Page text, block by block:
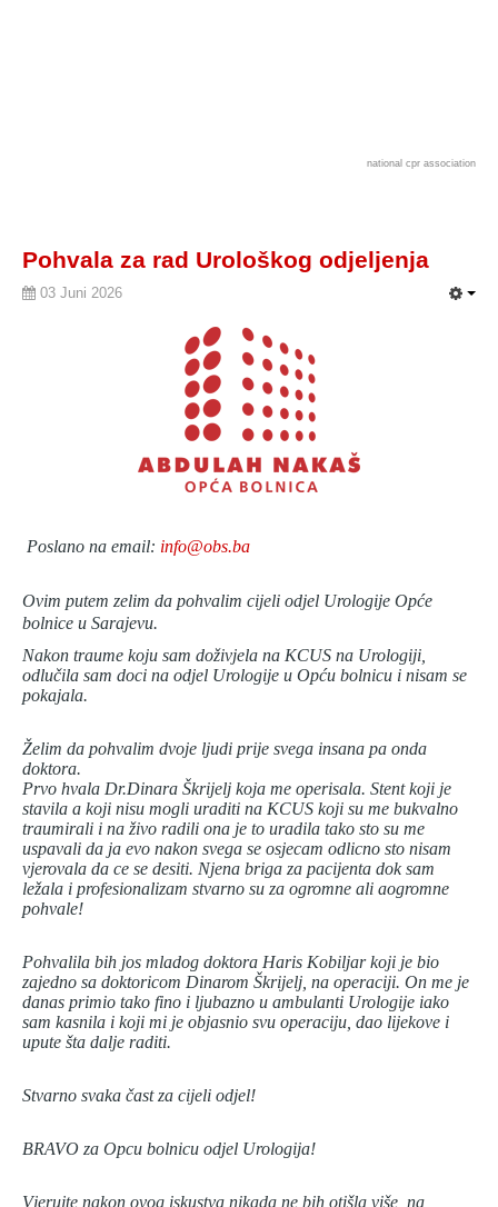
national cpr association
Pohvala za rad Urološkog odjeljenja
03 Juni 2026
Poslano na email: info@obs.ba
Ovim putem zelim da pohvalim cijeli odjel Urologije Opće
bolnice u Sarajevu.
Nakon traume koju sam doživjela na KCUS na Urologiji,
odlučila sam doci na odjel Urologije u Opću bolnicu i nisam se
pokajala.
Želim da pohvalim dvoje ljudi prije svega insana pa onda
doktora.
Prvo hvala Dr.Dinara Škrijelj koja me operisala. Stent koji je
stavila a koji nisu mogli uraditi na KCUS koji su me bukvalno
traumirali i na živo radili ona je to uradila tako sto su me
uspavali da ja evo nakon svega se osjecam odlicno sto nisam
vjerovala da ce se desiti. Njena briga za pacijenta dok sam
ležala i profesionalizam stvarno su za ogromne ali aogromne
pohvale!
Pohvalila bih jos mladog doktora Haris Kobiljar koji je bio
zajedno sa doktoricom Dinarom Škrijelj, na operaciji. On me je
danas primio tako fino i ljubazno u ambulanti Urologije iako
sam kasnila i koji mi je objasnio svu operaciju, dao lijekove i
upute šta dalje raditi.
Stvarno svaka čast za cijeli odjel!
BRAVO za Opcu bolnicu odjel Urologija!
Vjerujte nakon ovog iskustva nikada ne bih otišla više na